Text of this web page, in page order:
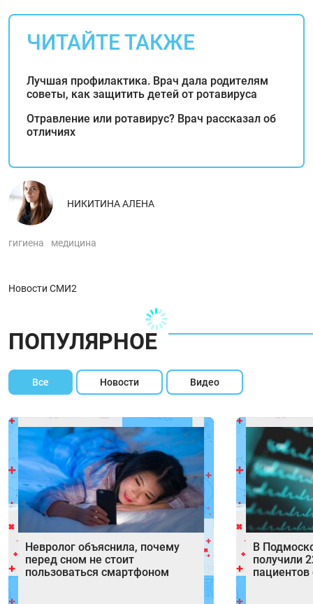
ЧИТАЙТЕ ТАКЖЕ
Лучшая профилактика. Врач дала родителям
советы, как защитить детей от ротавируса
Отравление или ротавирус? Врач рассказал об
отличиях
НИКИТИНА АЛЕНА
гигиена медицина
Новости СМИ2
ПОПУЛЯРНОЕ
Все Новости Видео
Невролог объяснила, почему
перед сном не стоит
пользоваться смартфоном
В
получили
пациентов